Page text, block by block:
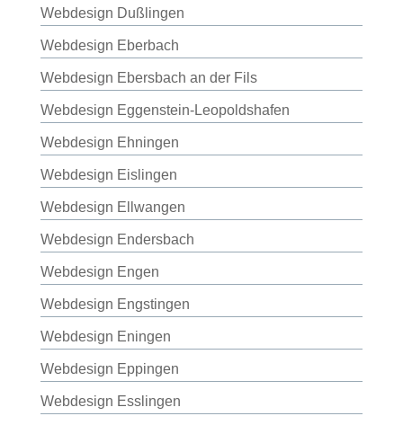
Webdesign Dußlingen
Webdesign Eberbach
Webdesign Ebersbach an der Fils
Webdesign Eggenstein-Leopoldshafen
Webdesign Ehningen
Webdesign Eislingen
Webdesign Ellwangen
Webdesign Endersbach
Webdesign Engen
Webdesign Engstingen
Webdesign Eningen
Webdesign Eppingen
Webdesign Esslingen